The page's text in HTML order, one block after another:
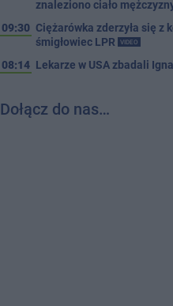
znaleziono ciało
09:30 Ciężarówka zderzyła się z
śmigłowiec LPR
VIDEO
08:14 Lekarze w USA zbadali
Dołącz do nas…